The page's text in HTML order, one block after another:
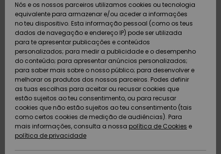
Calçado e
chinelos
Surfe/água
Snow
Artigos
recém-
chegados
Calçado e
chinelos
Surfe/água
Neve
Artigos
recém-
chegados
Highlights
Snow
SURF
Highlights
Community
SNOW
Criança
Snow Shop
Feminino
Highlights
Community
DUPLA
PROMO
Outlet
Mulher
AJUDA
Pagamento
Cartão
presente
Quiksilver
Freedom
Protecção de
dados
Guia de
SUSTAINABILITY
Nós e os nossos parceiros utilizamos cookies ou tecnologia
equivalente para armazenar e/ou aceder a informações
no teu dispositivo. Esta informação pessoal (como os teus
dados de navegação e endereço IP) pode ser utilizada
para te apresentar publicações e conteúdos
personalizados; para medir a publicidade e o desempenho
do conteúdo; para apresentar anúncios personalizados;
para saber mais sobre o nosso público; para desenvolver e
melhorar os produtos dos nossos parceiros. Podes definir
as tuas escolhas para aceitar ou recusar cookies que
estão sujeitos ao teu consentimento, ou para recusar
cookies que não estão sujeitos ao teu consentimento (tais
como certos cookies de medição de audiências). Para
mais informações, consulta a nossa política de Cookies e
política de privacidade